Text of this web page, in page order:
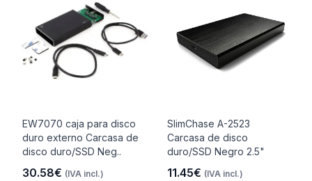
EW7070 caja para disco
duro externo Carcasa de
disco duro/SSD Neg..
30.58€ (IVA incl.)
SlimChase A-2523
Carcasa de disco
duro/SSD Negro 2.5"
11.45€ (IVA incl.)